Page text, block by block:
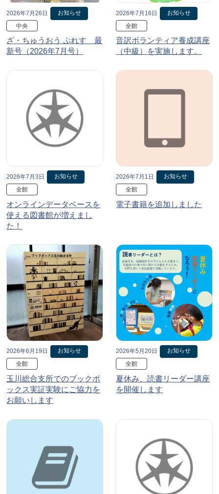
2026年7月26日
お知らせ
中央
ざ・ちゅうおう ぷれす 最
新号（2026年7月号）
2026年7月16日
お知らせ
全館
音訳ボランティア養成講座
（中級）を実施します。
2026年7月3日
お知らせ
全館
オンラインデータベースを
使える図書館が増えまし
た！
2026年7月1日
お知らせ
全館
電子書籍を追加しました
2026年6月19日
お知らせ
全館
玉川総合支所でのブックボ
ックス実証実験にご協力を
お願いします
2026年5月20日
お知らせ
全館
夏休み、読書リーダー講座
を開催します